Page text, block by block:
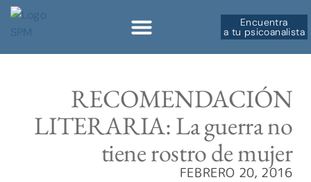
Encuentra
a tu psicoanalista
RECOMENDACIÓN
LITERARIA: La guerra no
tiene rostro de mujer
FEBRERO 20, 2016